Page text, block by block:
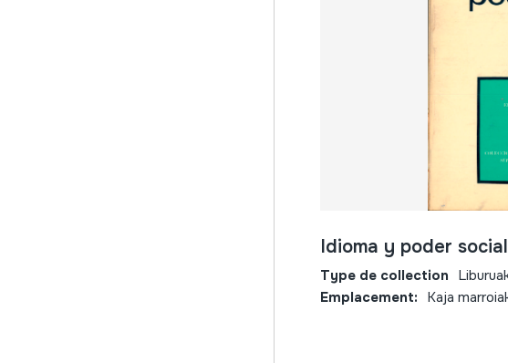
Idioma y poder social
Type de collection
Emplacement: Kaja